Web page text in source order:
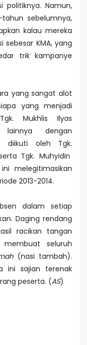
politiknya. Namun,
sebelumnya,
kalau mereka
KMA, yang
trik kampanye
yang sangat alot
yang menjadi
Mukhlis Ilyas
dengan
diikuti oleh Tgk.
Tgk. Muhyidin
melegitimasikan
2013-2014.
dalam setiap
Daging rendang
racikan tangan
seluruh
(nasi tambah).
ini sajian terenak
peserta. (AS)